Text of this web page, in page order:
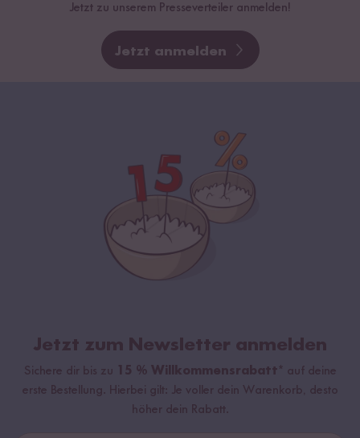
Jetzt zu unserem Presseverteiler anmelden!
Jetzt anmelden
Jetzt zum Newsletter anmelden
Sichere dir bis zu 15 % Willkommensrabatt* auf deine
erste Bestellung. Hierbei gilt: Je voller dein Warenkorb, desto
höher dein Rabatt.